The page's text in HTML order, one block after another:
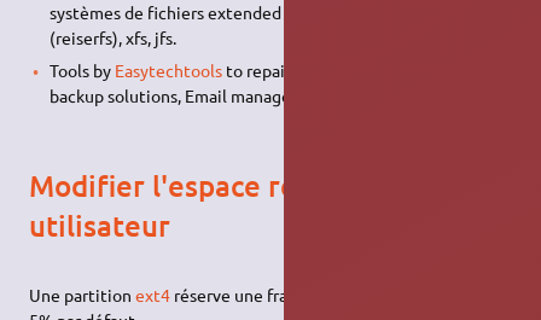
systèmes de fichiers extended (ext2, ext3, ext4), reiser
(reiserfs), xfs, jfs.
Tools by Easytechtoolsto repair damaged data, Cloud
backup solutions, Email management.
Modifier l'espace réservé au super-
utilisateur
Une partitionext4 réserve une fraction de l'espace au système,